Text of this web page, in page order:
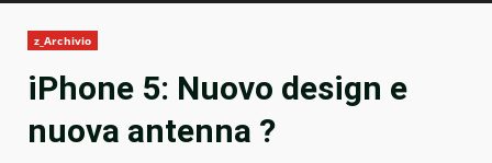
z_Archivio
iPhone 5: Nuovo design e
nuova antenna ?